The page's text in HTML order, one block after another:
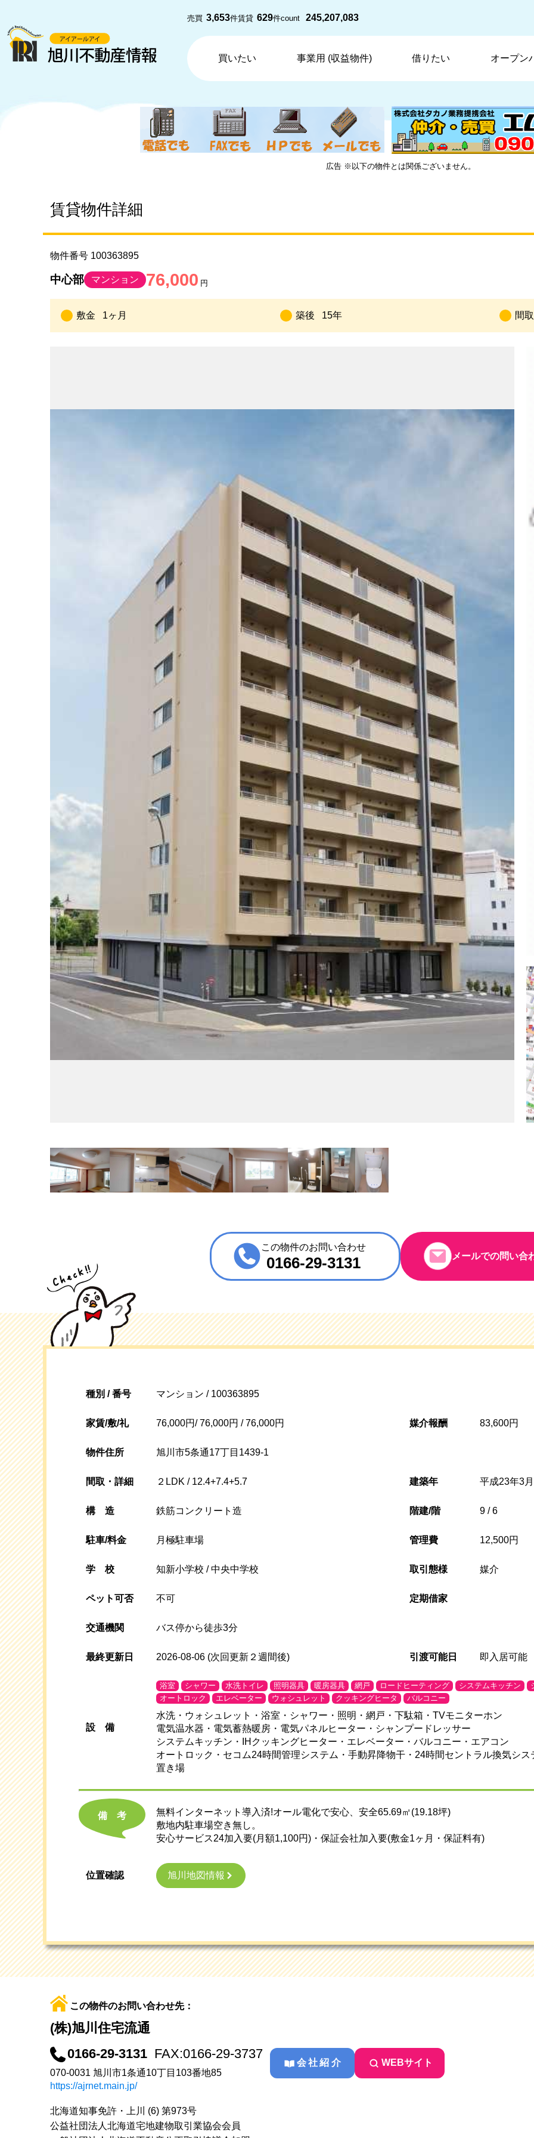
売買 3,653件賃貸 629件count 245,207,083
買いたい 事業用 (収益物件) 借りたい オープン
広告 ※以下の物件とは関係ございません。
賃貸物件詳細
物件番号 100363895
中心部 マンション 76,000 円
敷金 1ヶ月 築後 15年 間
この物件のお問い合わせ
0166-29-3131 メールでの問い合
種別 / 番号 マンション / 100363895
家賃/敷/礼 76,000円/ 76,000円 / 76,000円 媒介報酬 83,600円
物件住所 旭川市5条通17丁目1439-1
間取・詳細 ２LDK / 12.4+7.4+5.7 建築年 平成23年3
構 造 鉄筋コンクリート造 階建/階 9 / 6
駐車/料金 月極駐車場 管理費 12,500円
学校 知新小学校 / 中央中学校 取引態様 媒介
ペット可否 不可 定期借家
交通機関 バス停から徒歩3分
最終更新日 2026-08-06 (次回更新２週間後) 引渡可能日 即入居可能
設 備
浴室 シャワー 水洗トイレ 照明器具 暖房器具 網戸 ロードヒーティング システムキッチン
オートロック
エレベーター ウォシュレット クッキングヒータ バルコニー
水洗・ウォシュレット・浴室・シャワー・照明・網戸・下駄箱・TVモニターホン
電気温水器・電気蓄熱暖房・電気パネルヒーター・シャンプードレッサー
システムキッチン・IHクッキングヒーター・エレベーター・バルコニー・エアコン
オートロック・セコム24時間管理システム・手動昇降物干・24時間セントラル換気シ
置き場
備考
無料インターネット導入済!オール電化で安心、安全65.69㎡(19.18坪)
敷地内駐車場空き無し。
安心サービス24加入要(月額1,100円)・保証会社加入要(敷金1ヶ月・保証料有)
位置確認 旭川地図情報
この物件のお問い合わせ先：
(株)旭川住宅流通
0166-29-3131 FAX:0166-29-3737
070-0031 旭川市1条通10丁目103番地85
https://ajrnet.main.jp/
会社紹介 WEBサイト
北海道知事免許・上川 (6) 第973号
公益社団法人北海道宅地建物取引業協会会員